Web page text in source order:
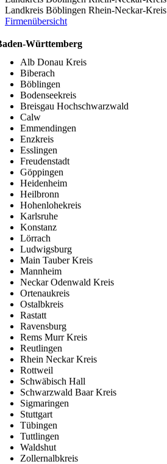
Landkreis Böblingen Rhein-Neckar-Kreis
Firmenübersicht
Württemberg
Alb Donau Kreis
Biberach
Böblingen
Bodenseekreis
Breisgau Hochschwarzwald
Calw
Emmendingen
Enzkreis
Esslingen
Freudenstadt
Göppingen
Heidenheim
Heilbronn
Hohenlohekreis
Karlsruhe
Konstanz
Lörrach
Ludwigsburg
Main Tauber Kreis
Mannheim
Neckar Odenwald Kreis
Ortenaukreis
Ostalbkreis
Rastatt
Ravensburg
Rems Murr Kreis
Reutlingen
Rhein Neckar Kreis
Rottweil
Schwäbisch Hall
Schwarzwald Baar Kreis
Sigmaringen
Stuttgart
Tübingen
Tuttlingen
Waldshut
Zollernalbkreis